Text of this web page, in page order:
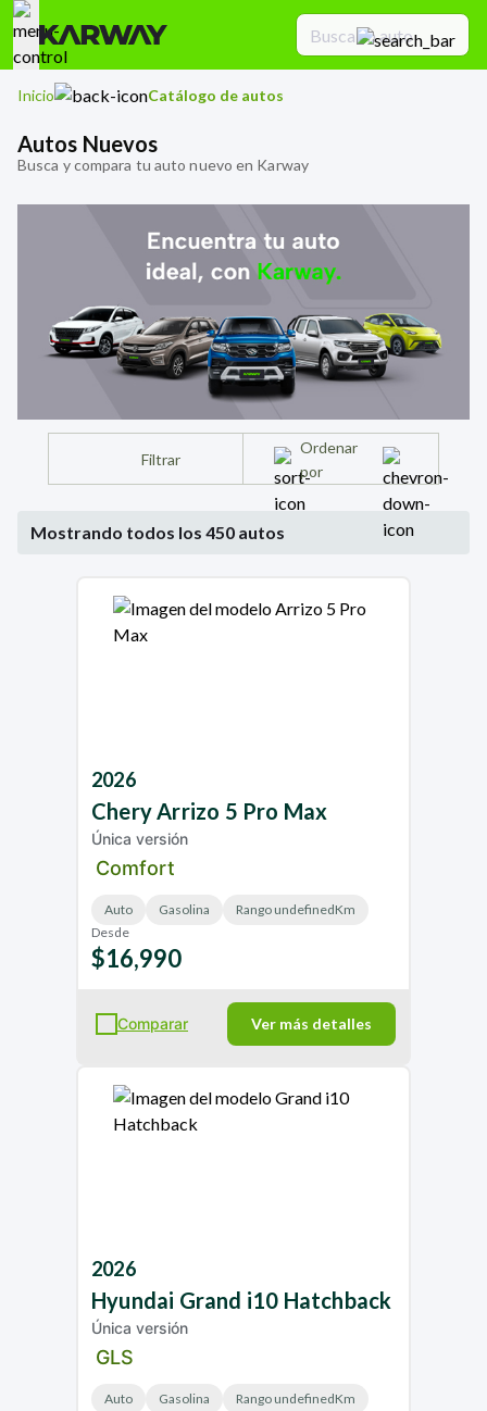
Inicio Catálogo de autos
Autos Nuevos
Busca y compara tu auto nuevo en Karway
Filtrar
Ordenar
por
Mostrando todos los 450 autos
2026
CheryArrizo 5 Pro Max
Única versión
Comfort
Auto Gasolina
Rango undefinedKm
Desde
$16,990
Comparar Ver más detalles
2026
Hyundai Grand i10 Hatchback
Única versión
GLS
Auto Gasolina
Rango undefinedKm